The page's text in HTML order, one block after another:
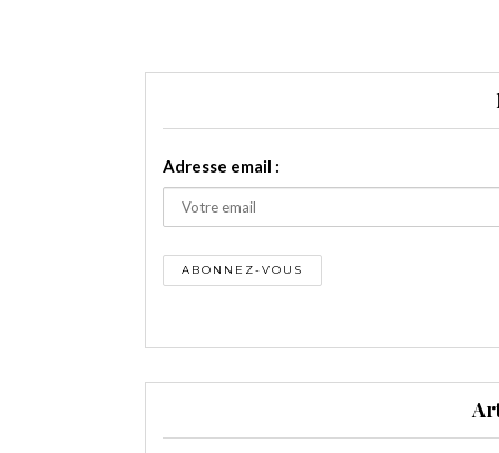
Adresse email :